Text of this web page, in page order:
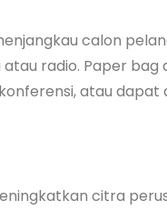
calon
radio. Paper
atau dapat
citra